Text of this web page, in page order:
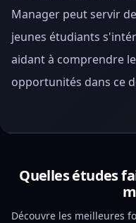
Manager peut servir
jeunes étudiants
aidant à comprendre
opportunités dans ce
Quelles études
Découvre les meilleures